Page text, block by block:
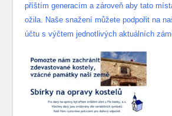
příštím generacím a zároveň aby tato
ožila. Naše snažení můžete podpořit na
účtu s výčtem jednotlivých aktuálních